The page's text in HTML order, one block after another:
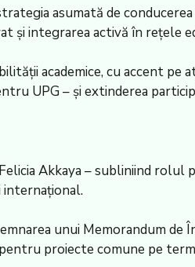
asumată de
și integrarea activă în rețele
academice, cu accent pe
UPG – și extinderea
Akkaya – subliniind
internațional.
unui Memorandum de
proiecte comune pe